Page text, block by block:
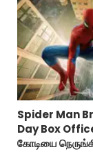
Spider Man
Day Box
கோடியை